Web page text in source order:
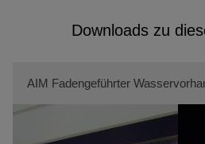
Downloads zu
AIM Fadengeführter